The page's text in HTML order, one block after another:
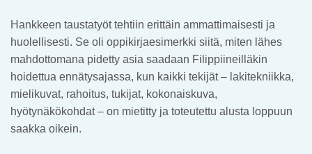
Hankkeen taustatyöt tehtiin erittäin ammattimaisesti ja
huolellisesti. Se oli oppikirjaesimerkki siitä, miten lähes
mahdottomana pidetty asia saadaan Filippiineilläkin
hoidettua ennätysajassa, kun kaikki tekijät – lakitekniikka,
mielikuvat, rahoitus, tukijat, kokonaiskuva,
hyötynäkökohdat – on mietitty ja toteutettu alusta loppuun
saakka oikein.